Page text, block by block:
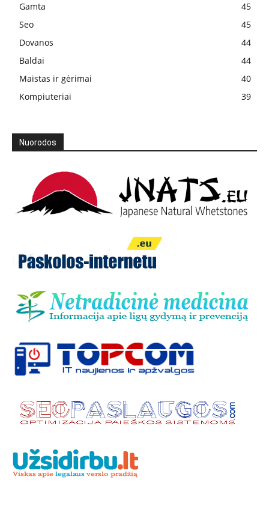
Gamta
45
Seo
45
Dovanos
44
Baldai
44
Maistas ir gėrimai
40
Kompiuteriai
39
Nuorodos